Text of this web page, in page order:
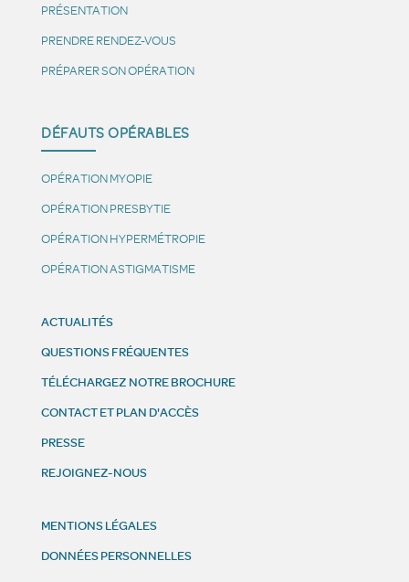
PRÉSENTATION
PRENDRE RENDEZ-VOUS
PRÉPARER SON OPÉRATION
DÉFAUTS OPÉRABLES
OPÉRATION MYOPIE
OPÉRATION PRESBYTIE
OPÉRATION HYPERMÉTROPIE
OPÉRATION ASTIGMATISME
ACTUALITÉS
QUESTIONS FRÉQUENTES
TÉLÉCHARGEZ NOTRE BROCHURE
CONTACT ET PLAN D'ACCÈS
PRESSE
REJOIGNEZ-NOUS
MENTIONS LÉGALES
DONNÉES PERSONNELLES